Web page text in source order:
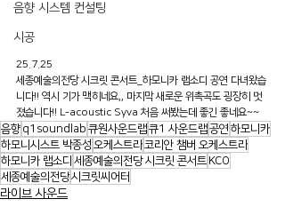
음향 시스템 컨설팅
시공
25.7.25
세종예술의전당 시크릿 콘서트_하모니카 랩소디 공연 다녀왔습
니다!! 역시 기가 맥히네요,, 마지막 새로운 위촉곡도 굉장히 멋
졌습니다!! L-acoustic Syva 처음 써봤는데 좋긴 좋네요~~
음향 q1soundlab 큐원사운드랩큐1 사운드랩공연 하모니카
하모니시스트 박종성 오케스트라 코리안 챔버 오케스트라
하모니카 랩소디 세종예술의전당 시크릿 콘서트 KCO
세종예술의전당시크릿씨어터
라이브 사운드